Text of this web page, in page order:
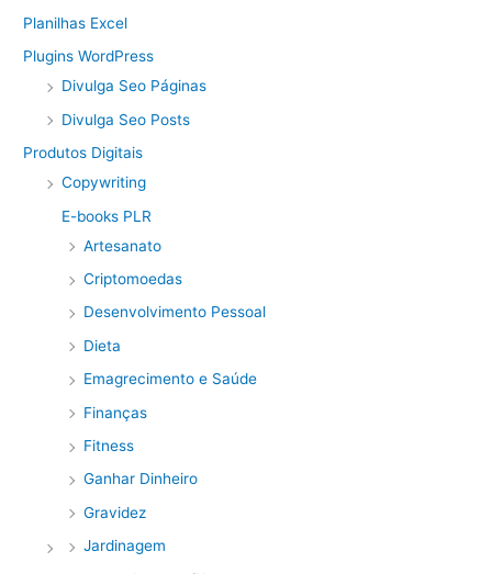
Planilhas Excel
Plugins WordPress
Divulga Seo Páginas
Divulga Seo Posts
Produtos Digitais
Copywriting
E-books PLR
Artesanato
Criptomoedas
Desenvolvimento Pessoal
Dieta
Emagrecimento e Saúde
Finanças
Fitness
Ganhar Dinheiro
Gravidez
Jardinagem